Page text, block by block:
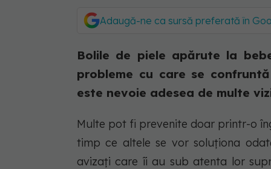
Adaugă-ne ca sursă preferată în
Bolile de piele apărute la
probleme cu care se
este nevoie adesea de multe
Multe pot fi prevenite doar printr-o
timp ce altele se vor soluționa
avizați care îi au sub atenta lor